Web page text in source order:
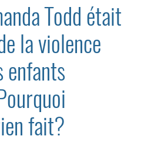
Todd était
la violence
enfants
fait?